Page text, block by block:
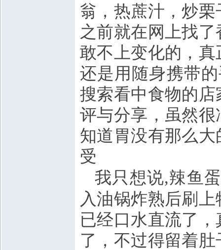
翁，热蔗汁，炒
之前就在网上找
敢不上变化的，
还是用随身携带
搜索看中食物的
评与分享，虽然
知道胃没有那么
受
我只想说,辣鱼
入油锅炸熟后刷
已经口水直流了
了，不过得留着